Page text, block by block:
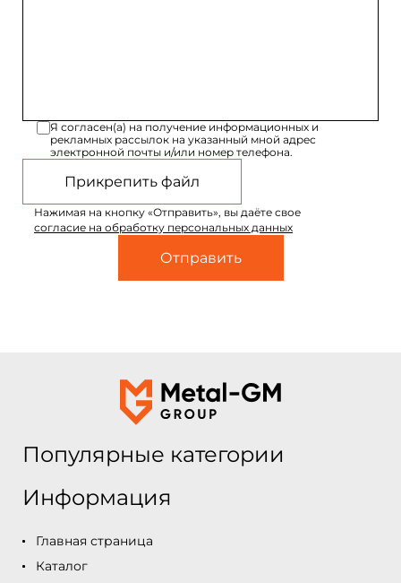
Я согласен(а) на получение информационных и
рекламных рассылок на указанный мной адрес
электронной почты и/или номер телефона.
Прикрепить файл
Нажимая на кнопку «Отправить», вы даёте свое
согласие на обработку персональных данных
Популярные категории
Информация
Главная страница
Каталог